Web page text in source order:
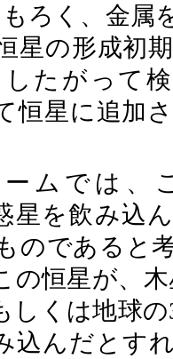
ろく、金属
星の形成初
たがって
恒星に追加
ムでは、
星を飲み込
のであると
の恒星が、
しくは地球
込んだとす